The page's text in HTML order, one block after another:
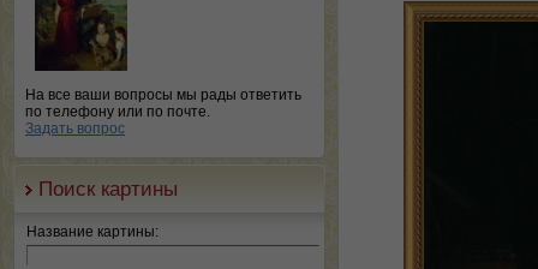
На все ваши вопросы мы рады ответить
по телефону или по почте.
Задать вопрос
Поиск картины
Название картины: